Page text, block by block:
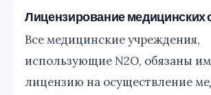
Лицензирование медицинских
Все медицинские учреждения,
использующие N2O, обязаны
лицензию на осуществление